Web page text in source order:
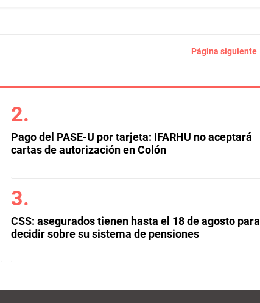
Página siguiente
Pago del PASE-U por tarjeta: IFARHU no aceptará
cartas de autorización en Colón
CSS: asegurados tienen hasta el 18 de agosto para
decidir sobre su sistema de pensiones